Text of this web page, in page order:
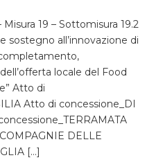
19 – Sottomisura 19.2
sostegno all’innovazione di
locale del Food
Atto di
Atto di concessione_DI
DELLE
[…]